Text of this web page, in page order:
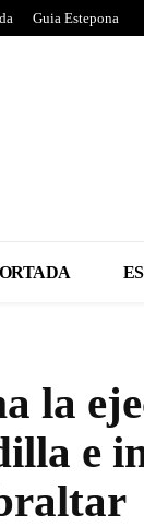
Guia Estepona
la
e